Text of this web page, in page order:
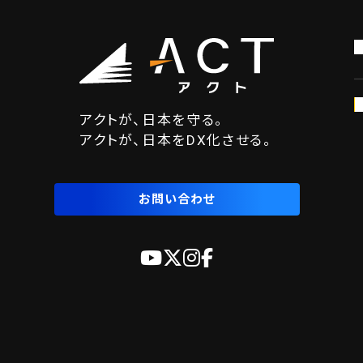
アクトが、日本を守る。
アクトが、日本をDX化させる。
お問い合わせ